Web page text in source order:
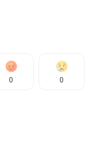
0 0